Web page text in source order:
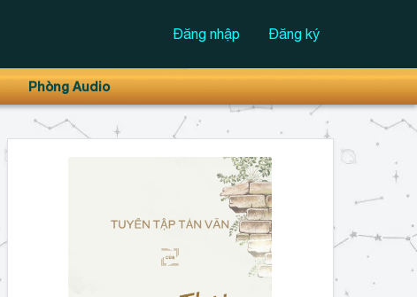
Đăng nhập Đăng ký
Phòng Audio